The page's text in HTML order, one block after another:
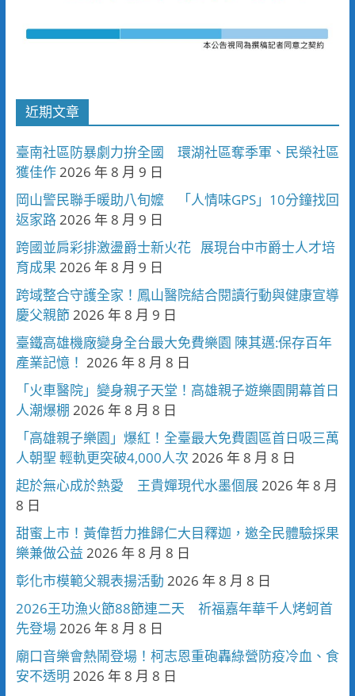
近期文章
臺南社區防暴劇力拚全國 環湖社區奪季軍、民榮社區
獲佳作2026 年 8 月 9 日
岡山警民聯手暖助八旬嬤 「人情味GPS」10分鐘找回
返家路2026 年 8 月 9 日
跨國並肩彩排激盪爵士新火花 展現台中市爵士人才培
育成果 2026 年 8 月 9 日
跨域整合守護全家！鳳山醫院結合閱讀行動與健康宣導
慶父親節2026 年 8 月 9 日
臺鐵高雄機廠變身全台最大免費樂園 陳其邁:保存百年
產業記憶！ 2026 年 8 月 8 日
「火車醫院」變身親子天堂！高雄親子遊樂園開幕首日
人潮爆棚 2026 年 8 月 8 日
「高雄親子樂園」爆紅！全臺最大免費園區首日吸三萬
人朝聖 輕軌更突破4,000人次 2026 年 8 月 8 日
起於無心成於熱愛 王貴嬋現代水墨個展2026 年 8 月
8 日
甜蜜上市！黃偉哲力推歸仁大目釋迦，邀全民體驗採果
樂兼做公益 2026 年 8 月 8 日
彰化市模範父親表揚活動 2026 年 8 月 8 日
2026王功漁火節88節連二天 祈福嘉年華千人烤蚵首
先登場2026 年 8 月 8 日
廟口音樂會熱鬧登場！柯志恩重砲轟綠營防疫冷血、食
安不透明 2026 年 8 月 8 日